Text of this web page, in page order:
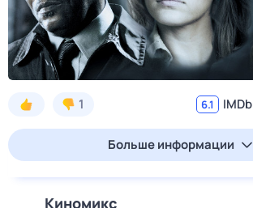
1 6.1 IMDb
Больше информации
Киномикс